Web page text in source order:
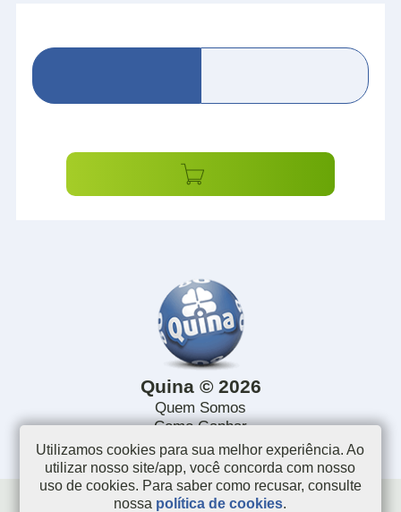
Quina © 2026
Quem Somos
Como Ganhar
Dúvidas Frequentes
Utilizamos cookies para sua melhor experiência. Ao
utilizar nosso site/app, você concorda com nosso
uso de cookies. Para saber como recusar, consulte
nossa política de cookies.